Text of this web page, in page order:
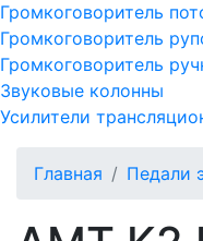
Громкоговоритель
Громкоговоритель
Громкоговоритель
Звуковые колонны
Усилители
Главная Педали